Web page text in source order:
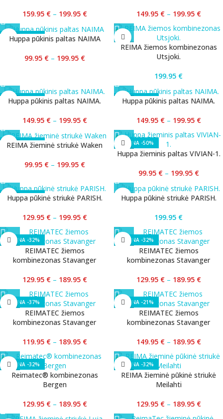
159.95 € – 199.95 € 149.95 € – 199.95 €
-50%
Huppa pūkinis paltas NAIMA
99.95 € – 199.95 €
REIMA žiemos kombinezonas
Utsjoki.
199.95 €
-25%
Huppa pūkinis paltas NAIMA.
149.95 € – 199.95 €
-25%
Huppa pūkinis paltas NAIMA.
149.95 € – 199.95 €
-50%
REIMA žieminė striukė Waken
99.95 € – 199.95 €
-50%
Huppa žieminis paltas VIVIAN-1.
99.95 € – 199.95 €
-35%
Huppa pūkinė striukė PARISH.
129.95 € – 199.95 €
Huppa pūkinė striukė PARISH.
199.95 €
-32%
REIMATEC žiemos
kombinezonas Stavanger
129.95 € – 189.95 €
-32%
REIMATEC žiemos
kombinezonas Stavanger
129.95 € – 189.95 €
-37%
REIMATEC žiemos
kombinezonas Stavanger
119.95 € – 189.95 €
-21%
REIMATEC žiemos
kombinezonas Stavanger
149.95 € – 189.95 €
-32%
Reimatec® kombinezonas
Bergen
129.95 € – 189.95 €
-32%
REIMA žieminė pūkinė striukė
Meilahti
129.95 € – 189.95 €